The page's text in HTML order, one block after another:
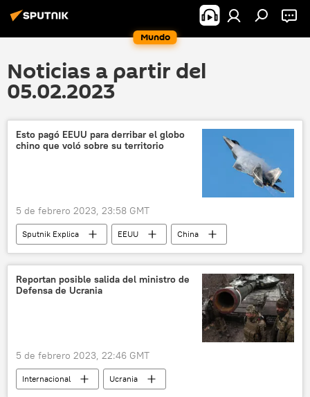
Mundo
Noticias a partir del
05.02.2023
Esto pagó EEUU para derribar el globo
chino que voló sobre su territorio
5 de febrero 2023, 23:58 GMT
Sputnik Explica EEUU
China
Joe Biden
F-22
Reportan posible salida del ministro de
Defensa de Ucrania
5 de febrero 2023, 22:46 GMT
Internacional
Ucrania